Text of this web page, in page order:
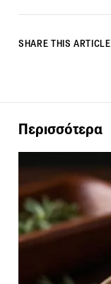
SHARE THIS ARTICLE
Περισσότερα